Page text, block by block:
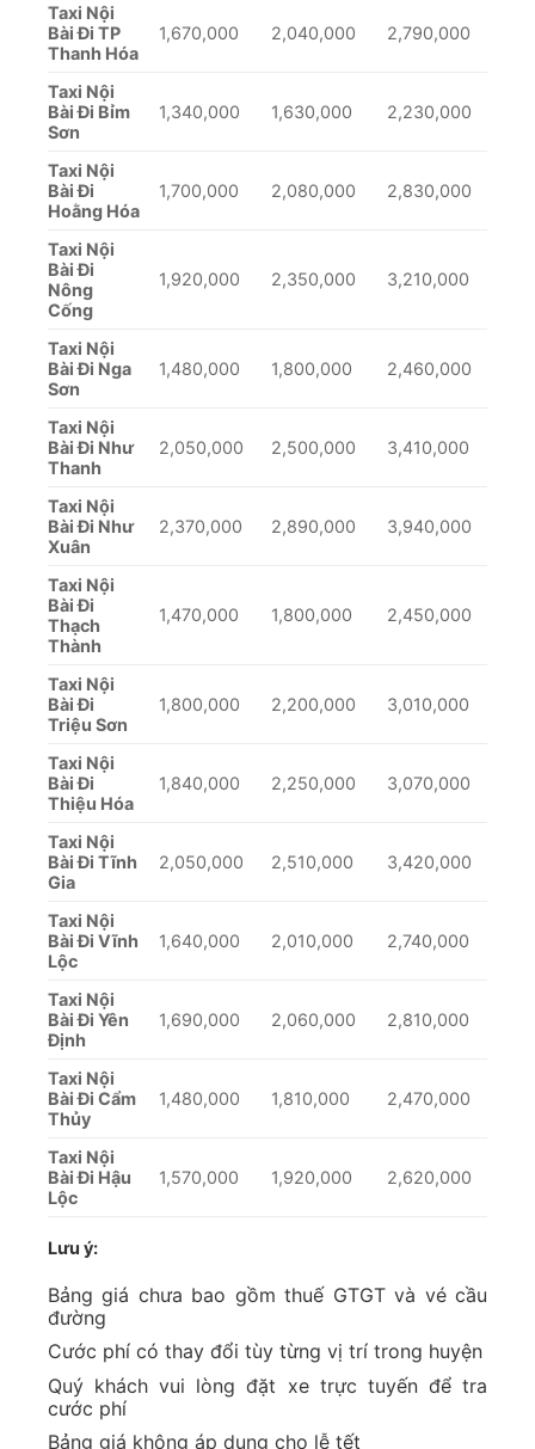
Taxi Nội
Bài Đi TP
Thanh Hóa
1,670,000 2,040,000 2,790,000
Taxi Nội
Bài Đi Bỉm
Sơn
1,340,000 1,630,000 2,230,000
Taxi Nội
Bài Đi
Hoằng Hóa
1,700,000 2,080,000 2,830,000
Taxi Nội
Bài Đi
Nông
Cống
1,920,000 2,350,000 3,210,000
Taxi Nội
Bài Đi Nga
Sơn
1,480,000 1,800,000 2,460,000
Taxi Nội
Bài Đi Như
Thanh
2,050,000 2,500,000 3,410,000
Taxi Nội
Bài Đi Như
Xuân
2,370,000 2,890,000 3,940,000
Taxi Nội
Bài Đi
Thạch
Thành
1,470,000 1,800,000 2,450,000
Taxi Nội
Bài Đi
Triệu Sơn
1,800,000 2,200,000 3,010,000
Taxi Nội
Bài Đi
Thiệu Hóa
1,840,000 2,250,000 3,070,000
Taxi Nội
Bài Đi Tĩnh
Gia
2,050,000 2,510,000 3,420,000
Taxi Nội
Bài Đi Vĩnh
Lộc
1,640,000 2,010,000 2,740,000
Taxi Nội
Bài Đi Yên
Định
1,690,000 2,060,000 2,810,000
Taxi Nội
Bài Đi Cẩm
Thủy
1,480,000 1,810,000 2,470,000
Taxi Nội
Bài Đi Hậu
Lộc
1,570,000 1,920,000 2,620,000
Lưu ý:
Bảng giá chưa bao gồm thuế GTGT và vé cầu
đường
Cước phí có thay đổi tùy từng vị trí trong huyện
Quý khách vui lòng đặt xe trực tuyến để tra
cước phí
Bảng giá không áp dụng cho lễ tết